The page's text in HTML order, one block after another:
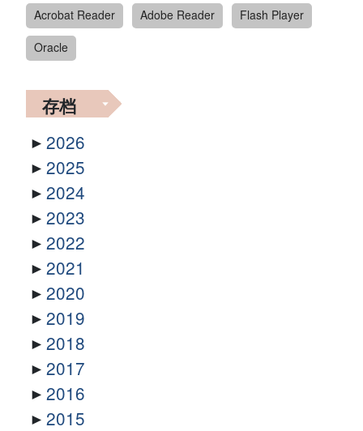
Acrobat Reader
Adobe Reader
Flash Player
Oracle
存档
2026
2025
2024
2023
2022
2021
2020
2019
2018
2017
2016
2015